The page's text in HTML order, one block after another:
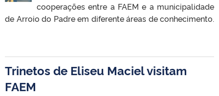
cooperações entre a FAEM e a municipalidade
de Arroio do Padre em diferente áreas de conhecimento.
Trinetos de Eliseu Maciel visitam
FAEM